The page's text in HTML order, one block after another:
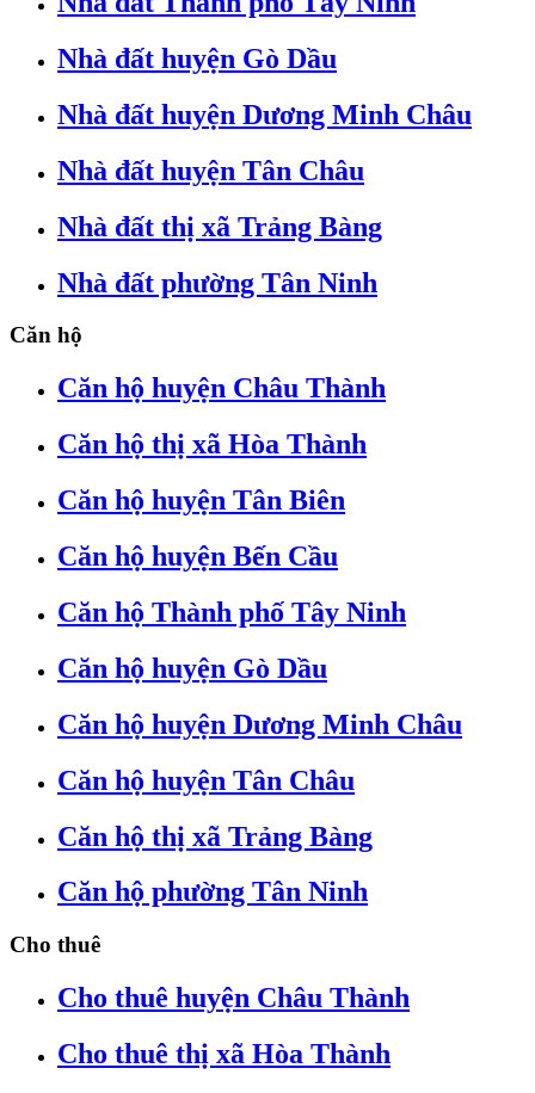
Nhà đất huyện Gò Dầu
Nhà đất huyện Dương Minh Châu
Nhà đất huyện Tân Châu
Nhà đất thị xã Trảng Bàng
Nhà đất phường Tân Ninh
Căn hộ
Căn hộ huyện Châu Thành
Căn hộ thị xã Hòa Thành
Căn hộ huyện Tân Biên
Căn hộ huyện Bến Cầu
Căn hộ Thành phố Tây Ninh
Căn hộ huyện Gò Dầu
Căn hộ huyện Dương Minh Châu
Căn hộ huyện Tân Châu
Căn hộ thị xã Trảng Bàng
Căn hộ phường Tân Ninh
Cho thuê
Cho thuê huyện Châu Thành
Cho thuê thị xã Hòa Thành